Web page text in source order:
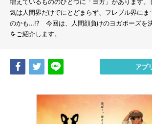
増えているもののひとつに「ヨガ」があります。
気は人間界だけでにとどまらず、フレブル界にま
のかも…!? 今回は、人間顔負けのヨガポーズを
をご紹介します。
Share Tweet アプ